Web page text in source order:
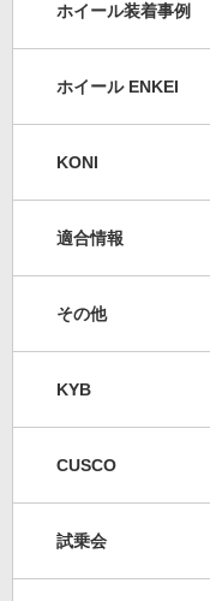
ホイール装着事例
ホイール ENKEI
KONI
適合情報
その他
KYB
CUSCO
試乗会